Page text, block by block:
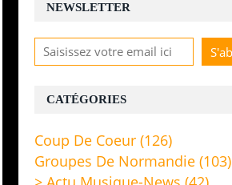
NEWSLETTER
CATÉGORIES
Coup De Coeur (126)
Groupes De Normandie (103)